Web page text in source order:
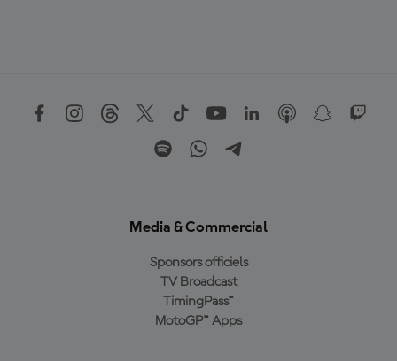
Media & Commercial
Sponsors officiels
TV Broadcast
TimingPass™
MotoGP™ Apps